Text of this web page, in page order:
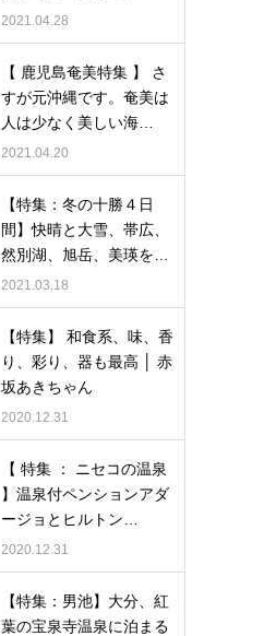
2021.04.28
【 鹿児島奄美特集 】 さ
すが元沖縄です。奄美は
人は少なく美しい海…
2021.04.20
【特集：冬の十勝４日
間】快晴と大雪、帯広、
然別湖、旭岳、美瑛を…
2021.03.18
【特集】 和食系、味、香
り、彩り、器も最高 │ 赤
坂あきちゃん
2020.12.31
【 特集 ： ニセコの温泉
】温泉付ペンションアダ
ージョとヒルトン…
2020.12.31
【特集：男池】大分、紅
葉の宝泉寺温泉に泊まる